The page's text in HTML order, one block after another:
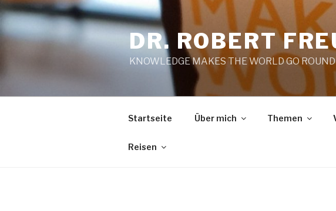
Zum
Inhalt
springen
DR. ROBERT
KNOWLEDGE MAKES THE WORLD GO
Startseite Über mich Themen
Reisen